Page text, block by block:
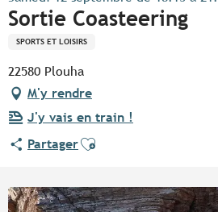
Sortie Coasteering
SPORTS ET LOISIRS
22580 Plouha
M'y rendre
J'y vais en train !
PartagerAjouter aux favoris